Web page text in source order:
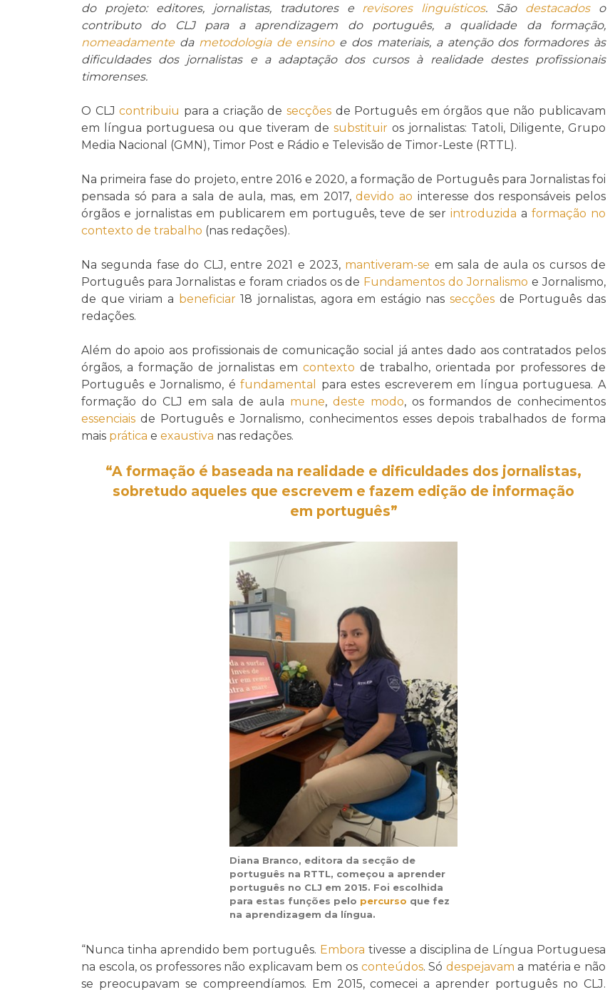
do projeto: editores, jornalistas, tradutores e revisores linguísticos. São destacadoso
contributo do CLJ para a aprendizagem do português, a qualidade da formação,
nomeadamente da metodologia de ensinoe dos materiais, a atenção dos formadores às
dificuldades dos jornalistas e a adaptação dos cursos à realidade destes profissionais
timorenses.
O CLJcontribuiu para a criação desecções de Português em órgãos que não publicavam
em língua portuguesa ou que tiveram de substituiros jornalistas: Tatoli, Diligente, Grupo
Media Nacional (GMN), Timor Post e Rádio e Televisão de Timor-Leste (RTTL).
Na primeira fase do projeto, entre 2016 e 2020, a formação de Português para Jornalistas foi
pensada só para a sala de aula, mas, em 2017,devido ao interesse dos responsáveis pelos
órgãos e jornalistas em publicarem em português, teve de serintroduzida aformação no
contexto de trabalho (nas redações).
Na segunda fase do CLJ, entre 2021 e 2023, mantiveram-se em sala de aula os cursos de
Português para Jornalistas e foram criados os de Fundamentos do Jornalismo e Jornalismo,
de que viriam a beneficiar18 jornalistas, agora em estágio nassecções de Português das
redações.
Além do apoio aos profissionais de comunicação social já antes dado aos contratados pelos
órgãos, a formação de jornalistas em contexto de trabalho, orientada por professores de
Português e Jornalismo, éfundamental
para estes escreverem em língua portuguesa. A
formação do CLJ em sala de aula mune, deste modo, os formandos de conhecimentos
essenciais de Português e Jornalismo, conhecimentos esses depois trabalhados de forma
mais prática e exaustiva nas redações.
“A formação é baseada na realidade e dificuldades dos jornalistas,
sobretudo aqueles que escrevem e fazem edição de informação
em português”
Diana Branco, editora da secção de
português na RTTL, começou a aprender
português no CLJ em 2015. Foi escolhida
para estas funções pelo percurso que fez
na aprendizagem da língua.
“Nunca tinha aprendido bem português. Embora tivesse a disciplina de Língua Portuguesa
na escola, os professores não explicavam bem os conteúdos. Só despejavam a matéria e não
se preocupavam se compreendíamos. Em 2015, comecei a aprender português no CLJ.